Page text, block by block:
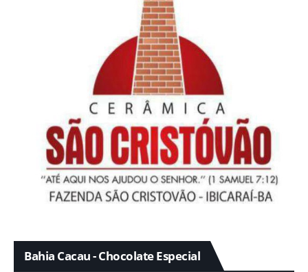
Bahia Cacau - Chocolate Especial